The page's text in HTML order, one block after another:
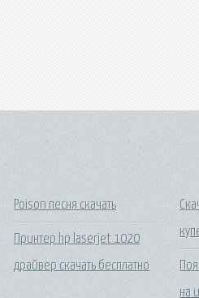
Poison песня скачать
Принтер hp laserjet 1020
драйвер скачать бесплатно
на